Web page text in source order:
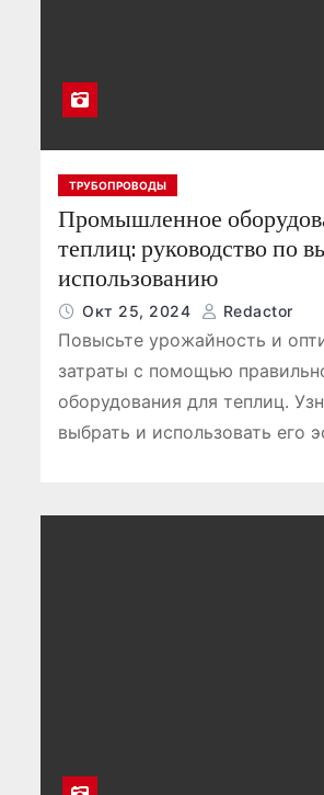
ТРУБОПРОВОДЫ
Промышленное
теплиц: руководство по
использованию
Окт 25, 2024 Redactor
Повысьте урожайность и
затраты с помощью
оборудования для теплиц.
выбрать и использовать его